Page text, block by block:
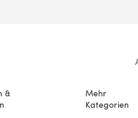
&
Mehr
Kategorien